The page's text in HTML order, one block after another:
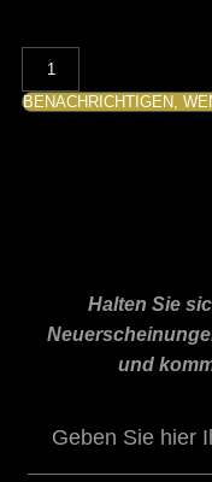
BENACHRICHTIGEN,
Halten Sie
und